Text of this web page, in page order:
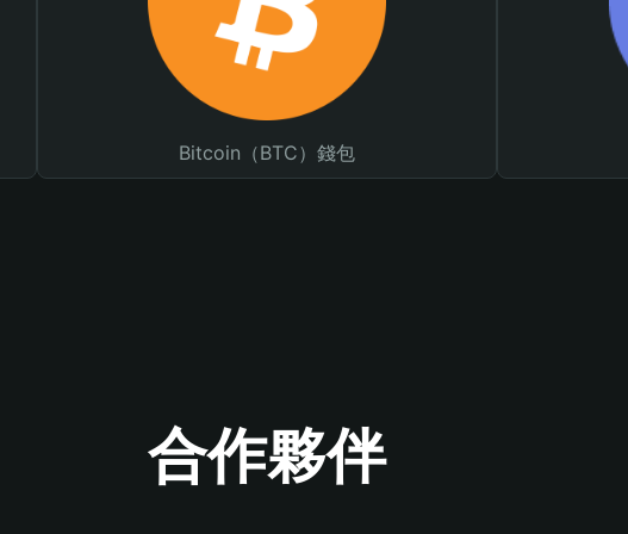
Bitcoin（BTC）錢包
合作夥伴